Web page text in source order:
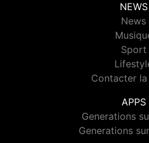
NEWS
News
Sport
Contacter
APPS
Generations
Generations